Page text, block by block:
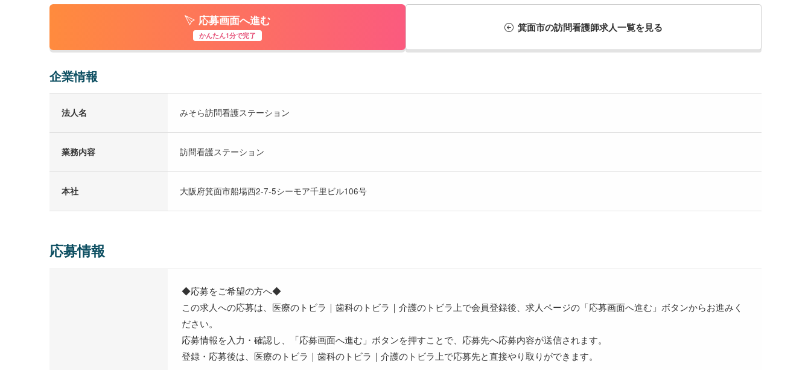
応募画面へ進む
かんたん1分で完了
箕面市の訪問看護師求人一覧を見る
企業情報
法人名 みそら訪問看護ステーション
業務内容 訪問看護ステーション
本社 大阪府箕面市船場西2‐7‐5シーモア千里ビル106号
応募情報
◆応募をご希望の方へ◆
この求人への応募は、医療のトビラ｜歯科のトビラ｜介護のトビラ上で会員登録後、求人ページの「応募画面へ進む」ボタンからお進みく
ださい。
応募情報を入力・確認し、「応募画面へ進む」ボタンを押すことで、応募先へ応募内容が送信されます。
登録・応募後は、医療のトビラ｜歯科のトビラ｜介護のトビラ上で応募先と直接やり取りができます。